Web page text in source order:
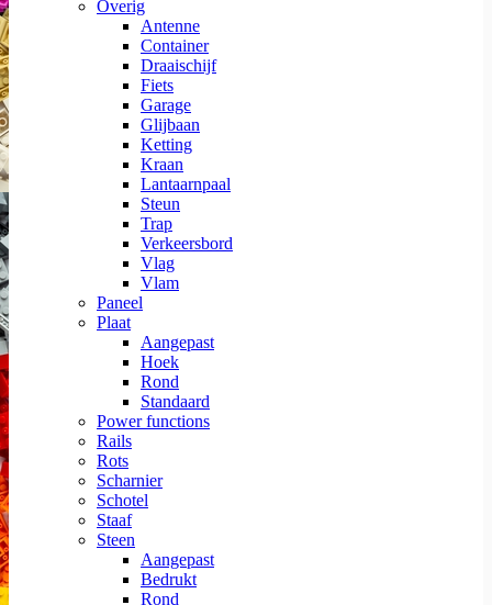
Overig
Antenne
Container
Draaischijf
Fiets
Garage
Glijbaan
Ketting
Kraan
Lantaarnpaal
Steun
Trap
Verkeersbord
Vlag
Vlam
Paneel
Plaat
Aangepast
Hoek
Rond
Standaard
Power functions
Rails
Rots
Scharnier
Schotel
Staaf
Steen
Aangepast
Bedrukt
Rond